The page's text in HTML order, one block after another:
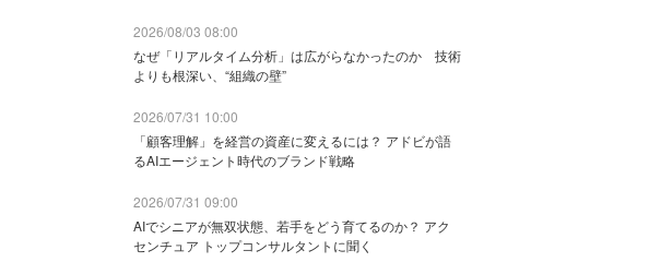
2026/08/03 08:00
なぜ「リアルタイム分析」は広がらなかったのか 技術
よりも根深い、“組織の壁”
2026/07/31 10:00
「顧客理解」を経営の資産に変えるには？ アドビが語
るAIエージェント時代のブランド戦略
2026/07/31 09:00
AIでシニアが無双状態、若手をどう育てるのか？ アク
センチュア トップコンサルタントに聞く